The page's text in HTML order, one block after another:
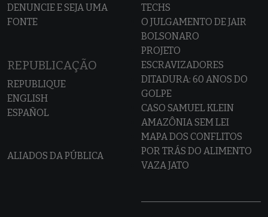
DENUNCIE E SEJA UMA
FONTE
REPUBLICAÇÃO
REPUBLIQUE
ENGLISH
ESPAÑOL
ALIADOS DA PÚBLICA
TECHS
O JULGAMENTO DE JAIR
BOLSONARO
PROJETO
ESCRAVIZADORES
DITADURA: 60 ANOS DO
GOLPE
CASO SAMUEL KLEIN
AMAZÔNIA SEM LEI
MAPA DOS CONFLITOS
POR TRÁS DO ALIMENTO
VAZA JATO